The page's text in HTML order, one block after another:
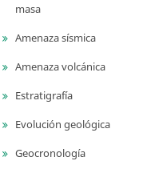
masa
Amenaza sísmica
Amenaza volcánica
Estratigrafía
Evolución geológica
Geocronología